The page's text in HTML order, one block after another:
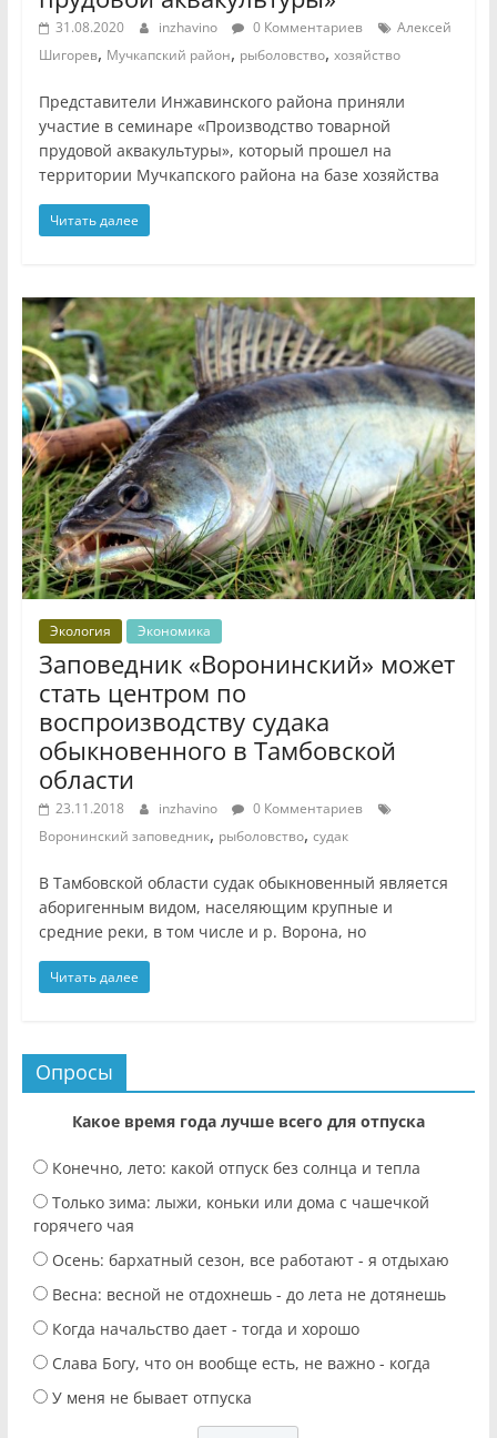
31.08.2020 inzhavino 0 Комментариев
Алексей
Шигорев, Мучкапский район, рыболовство, хозяйство
Представители Инжавинского района приняли
участие в семинаре «Производство товарной
прудовой аквакультуры», который прошел на
территории Мучкапского района на базе хозяйства
Читать далее
Экология Экономика
Заповедник «Воронинский» может
стать центром по
воспроизводству судака
обыкновенного в Тамбовской
области
23.11.2018 inzhavino
0 Комментариев
Воронинский заповедник, рыболовство, судак
В Тамбовской области судак обыкновенный является
аборигенным видом, населяющим крупные и
средние реки, в том числе и р. Ворона, но
Читать далее
Опросы
Какое время года лучше всего для отпуска
Конечно, лето: какой отпуск без солнца и тепла
Только зима: лыжи, коньки или дома с чашечкой
горячего чая
Осень: бархатный сезон, все работают - я отдыхаю
Весна: весной не отдохнешь - до лета не дотянешь
Когда начальство дает - тогда и хорошо
Слава Богу, что он вообще есть, не важно - когда
У меня не бывает отпуска